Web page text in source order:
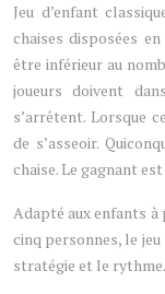
Jeu d’enfant
chaises disposées
être inférieur au
joueurs doivent
s’arrêtent. Lorsque
de s’asseoir.
chaise. Le gagnant
Adapté aux enfants à
cinq personnes, le
stratégie et le rythme.